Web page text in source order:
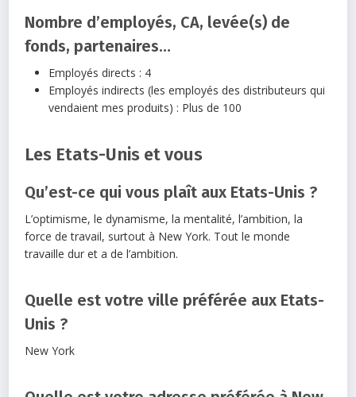
Nombre d’employés, CA, levée(s) de
fonds, partenaires…
Employés directs : 4
Employés indirects (les employés des distributeurs qui
vendaient mes produits) : Plus de 100
Les Etats-Unis et vous
Qu’est-ce qui vous plaît aux Etats-Unis ?
L’optimisme, le dynamisme, la mentalité, l’ambition, la
force de travail, surtout à New York. Tout le monde
travaille dur et a de l’ambition.
Quelle est votre ville préférée aux Etats-
Unis ?
New York